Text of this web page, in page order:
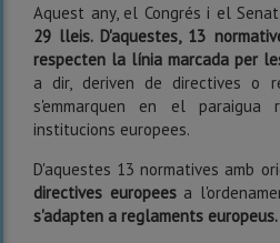
Aquest any, el Congrés i el Senat
29 lleis. D'aquestes, 13
respecten la línia marcada per
a dir, deriven de directives o
s'emmarquen en el
institucions europees.
D'aquestes 13 normatives amb
directives europeesa
s'adapten a reglaments europeus.